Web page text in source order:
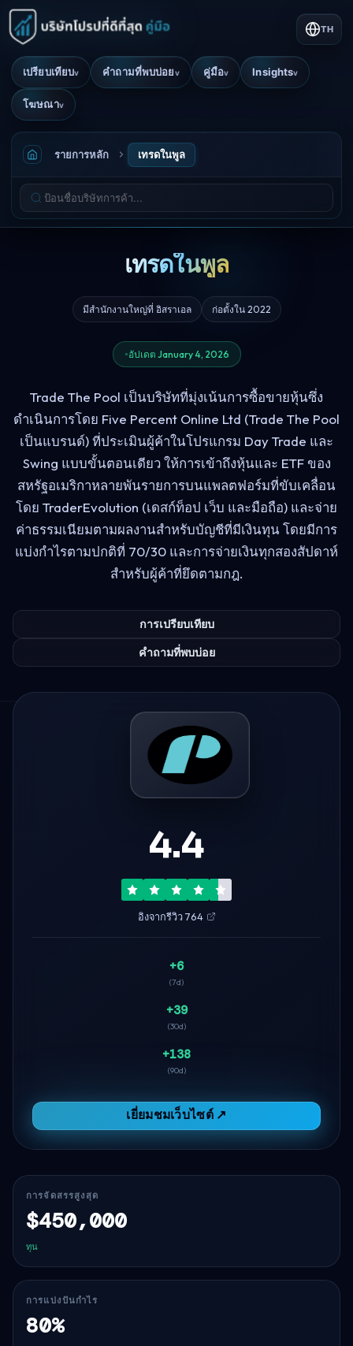
เปรียบเทียบv คำถามที่พบบ่อยv คู่มือv Insightsv
โฆษณาv
TH
รายการหลัก เทรดในพูล
เทรดในพูล
มีสำนักงานใหญ่ที่ อิสราเอล ก่อตั้งใน 2022
อัปเดต January 4, 2026
Trade The Pool เป็นบริษัทที่มุ่งเน้นการซื้อขายหุ้นซึ่ง
ดำเนินการโดย Five Percent Online Ltd (Trade The Pool
เป็นแบรนด์) ที่ประเมินผู้ค้าในโปรแกรม Day Trade และ
Swing แบบขั้นตอนเดียว ให้การเข้าถึงหุ้นและ ETF ของ
สหรัฐอเมริกาหลายพันรายการบนแพลตฟอร์มที่ขับเคลื่อน
โดย TraderEvolution (เดสก์ท็อป เว็บ และมือถือ) และจ่าย
ค่าธรรมเนียมตามผลงานสำหรับบัญชีที่มีเงินทุน โดยมีการ
แบ่งกำไรตามปกติที่ 70/30 และการจ่ายเงินทุกสองสัปดาห์
สำหรับผู้ค้าที่ยึดตามกฎ.
การเปรียบเทียบ
คำถามที่พบบ่อย
4.4
อิงจากรีวิว 764
+6
(7d)
+39
(30d)
+138
(90d)
เยี่ยมชมเว็บไซต์ ↗
การจัดสรรสูงสุด
$450,000
ทุน
การแบ่งปันกำไร
80%